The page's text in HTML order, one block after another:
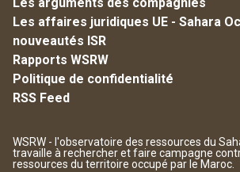
Les affaires juridiques UE - Sahara
nouveautés ISR
Rapports WSRW
Politique de confidentialité
RSS Feed
WSRW - l'observatoire des ressources du
travaille à rechercher et faire campagne
ressources du territoire occupé par le Maroc.